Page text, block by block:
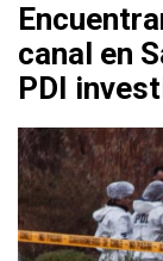
canal en
PDI